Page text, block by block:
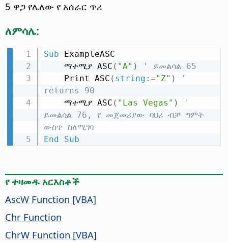
5 ዋጋ የሌለው የ አሰራር ጥሪ
ለምሳሌ:
Sub ExampleASC
    ማተሚያ ASC
( "A" )
' ይመልሳል 65
    Print ASC
( string : ="Z" )
'
returns 90
    ማተሚያ ASC
( "Las Vegas" )
'
ይመልሳል 76, የ መጀመሪያው ባህሪ ብቻ ግምት
ውስጥ ስለሚገባ
End
Sub
የ ተዛመዱ አርእስቶች
AscW Function [VBA]
Chr Function
ChrW Function [VBA]